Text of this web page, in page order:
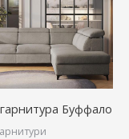
Буффало